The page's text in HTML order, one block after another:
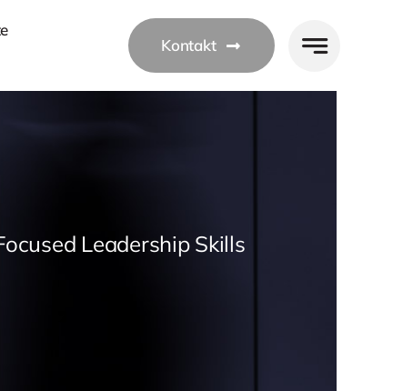
Kontakt
Leadership Skills